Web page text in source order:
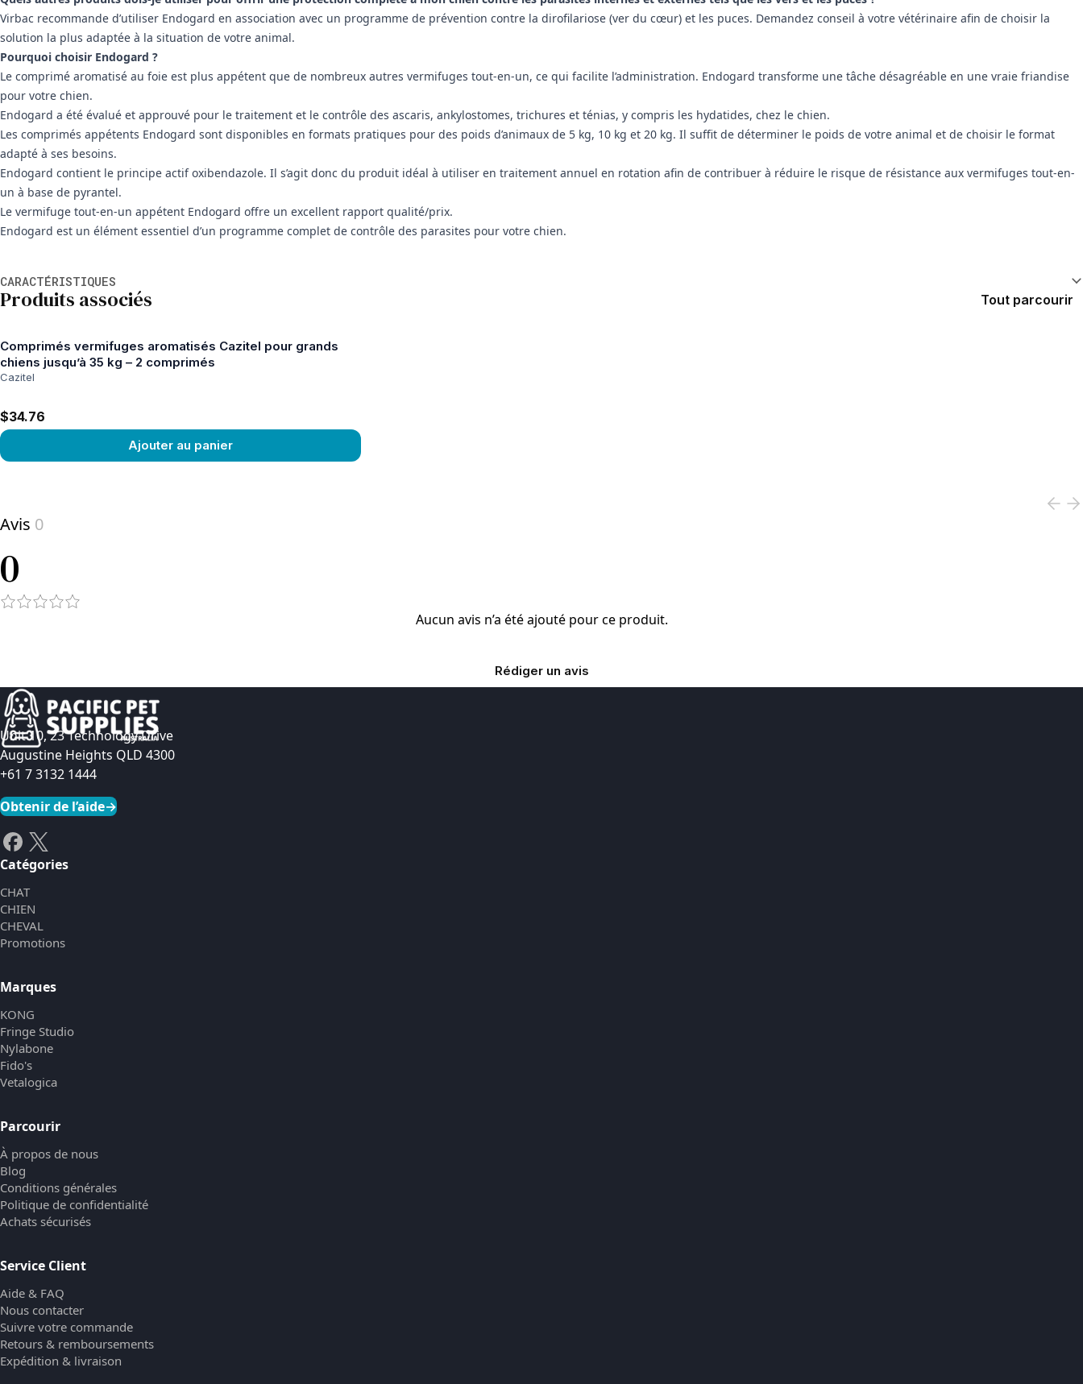
Virbac recommande d’utiliser Endogard en association avec un programme de prévention contre la dirofilariose (ver du cœur) et les puces. Demandez conseil à votre vétérinaire afin de choisir la
solution la plus adaptée à la situation de votre animal.
Pourquoi choisir Endogard ?
Le comprimé aromatisé au foie est plus appétent que de nombreux autres vermifuges tout-en-un, ce qui facilite l’administration. Endogard transforme une tâche désagréable en une vraie friandise
pour votre chien.
Endogard a été évalué et approuvé pour le traitement et le contrôle des ascaris, ankylostomes, trichures et ténias, y compris les hydatides, chez le chien.
Les comprimés appétents Endogard sont disponibles en formats pratiques pour des poids d’animaux de 5 kg, 10 kg et 20 kg. Il suffit de déterminer le poids de votre animal et de choisir le format
adapté à ses besoins.
Endogard contient le principe actif oxibendazole. Il s’agit donc du produit idéal à utiliser en traitement annuel en rotation afin de contribuer à réduire le risque de résistance aux vermifuges tout-en-
un à base de pyrantel.
Le vermifuge tout-en-un appétent Endogard offre un excellent rapport qualité/prix.
Endogard est un élément essentiel d’un programme complet de contrôle des parasites pour votre chien.
CARACTÉRISTIQUES
Produits associés Tout parcourir
Comprimés vermifuges aromatisés Cazitel pour grands
chiens jusqu’à 35 kg – 2 comprimés
Cazitel
$34.76
Ajouter au panier
Avis 0
0
Aucun avis n’a été ajouté pour ce produit.
Rédiger un avis
Unit 10, 23 Technology Drive
Augustine Heights QLD 4300
+61 7 3132 1444
Obtenir de l’aide→
Catégories
CHAT
CHIEN
CHEVAL
Promotions
Marques
KONG
Fringe Studio
Nylabone
Fido's
Vetalogica
Parcourir
À propos de nous
Blog
Conditions générales
Politique de confidentialité
Achats sécurisés
Service Client
Aide & FAQ
Nous contacter
Suivre votre commande
Retours & remboursements
Expédition & livraison